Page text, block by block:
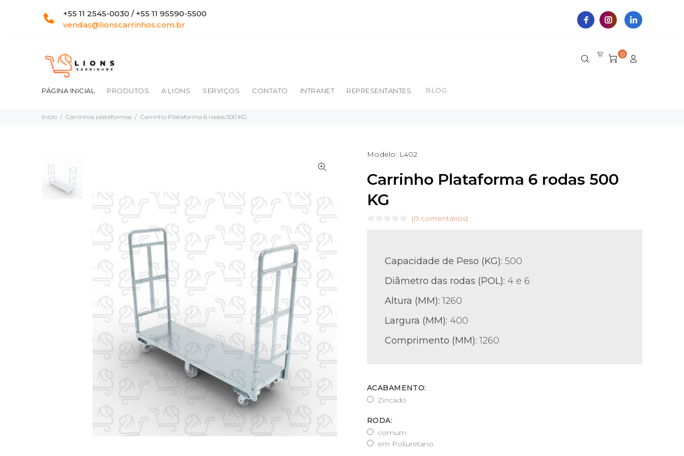
+55 11 2545-0030 / +55 11 95590-5500
vendas@lionscarrinhos.com.br
0
PÁGINA INICIAL PRODUTOS A LIONS SERVIÇOS CONTATO INTRANET REPRESENTANTES BLOG
Início Carrinhos plataformas Carrinho Plataforma 6 rodas 500 KG
Modelo: L402
Carrinho Plataforma 6 rodas 500
KG
(0 comentários)
Capacidade de Peso (KG): 500
Diâmetro das rodas (POL): 4 e 6
Altura (MM): 1260
Largura (MM): 400
Comprimento (MM): 1260
ACABAMENTO:
Zincado
RODA:
comum
em Poliuretano